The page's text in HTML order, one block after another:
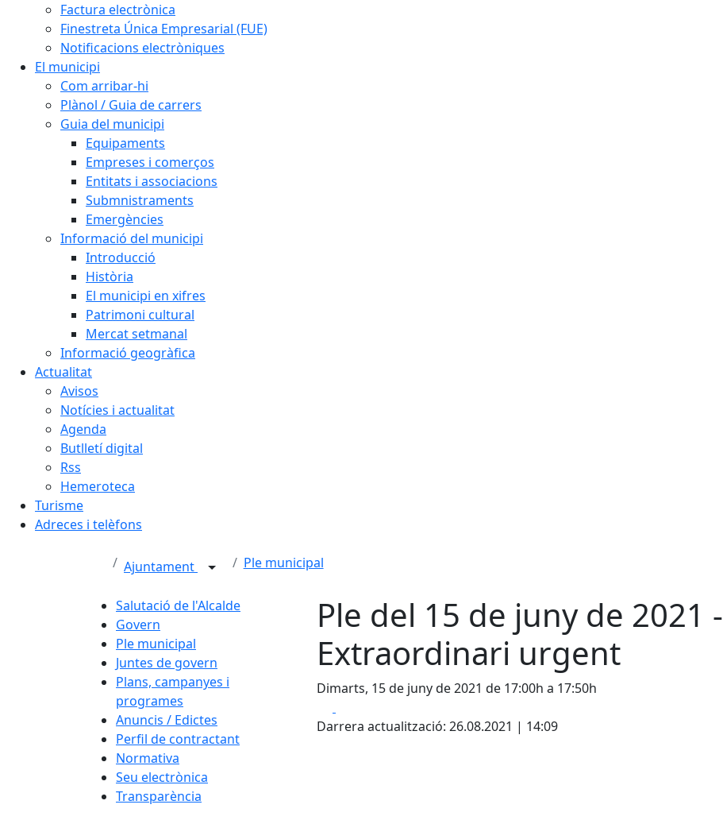
Factura electrònica
Finestreta Única Empresarial (FUE)
Notificacions electròniques
El municipi
Com arribar-hi
Plànol / Guia de carrers
Guia del municipi
Equipaments
Empreses i comerços
Entitats i associacions
Submnistraments
Emergències
Informació del municipi
Introducció
Història
El municipi en xifres
Patrimoni cultural
Mercat setmanal
Informació geogràfica
Actualitat
Avisos
Notícies i actualitat
Agenda
Butlletí digital
Rss
Hemeroteca
Turisme
Adreces i telèfons
Ajuntament Ple municipal
Salutació de l'Alcalde
Govern
Ple municipal
Juntes de govern
Plans, campanyes i
programes
Anuncis / Edictes
Perfil de contractant
Normativa
Seu electrònica
Transparència
Ple del 15 de juny de 2021 -
Extraordinari urgent
Dimarts, 15 de juny de 2021 de 17:00h a 17:50h
Darrera actualització: 26.08.2021 | 14:09